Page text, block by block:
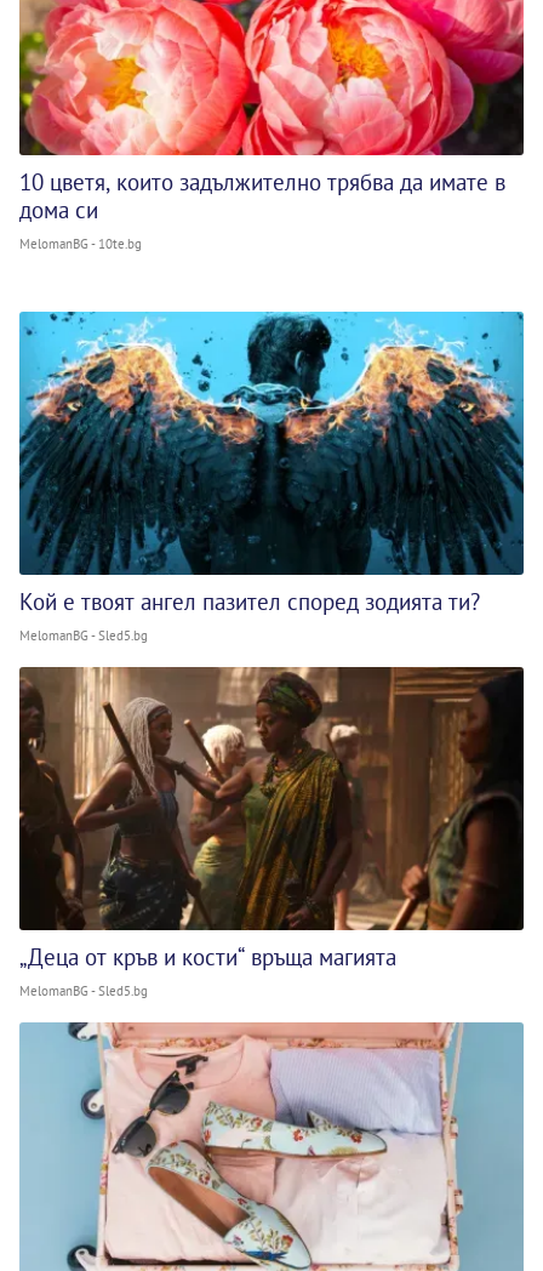
10 цветя, които задължително трябва да имате в
дома си
MelomanBG - 10te.bg
Кой е твоят ангел пазител според зодията ти?
MelomanBG - Sled5.bg
„Деца от кръв и кости“ връща магията
MelomanBG - Sled5.bg